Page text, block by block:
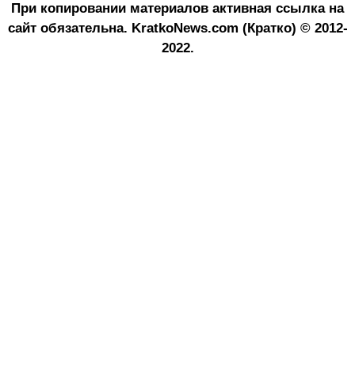
При копировании материалов активная ссылка на
сайт обязательна. KratkoNews.com (Кратко) © 2012-
2022.